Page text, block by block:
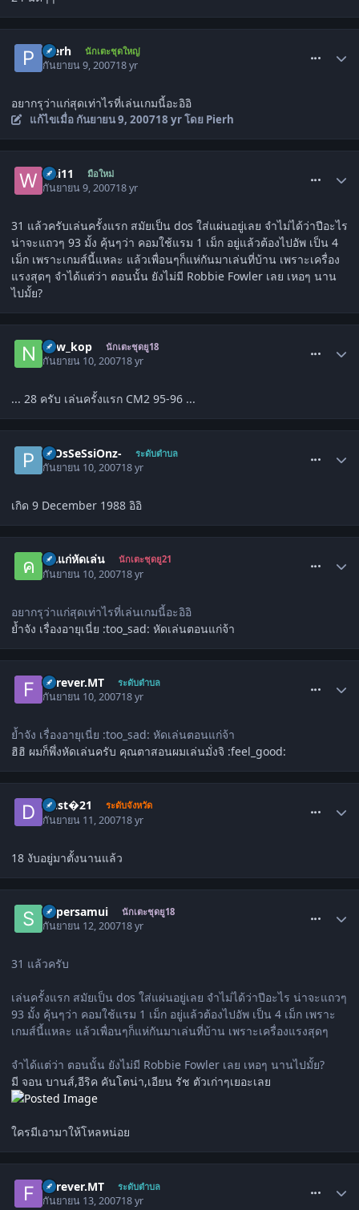
Pierh นักเตะชุดใหญ่
กันยายน 9, 200718 yr
อยากรุว่าแก่สุดเท่าไรที่เล่นเกมนี้อะอิอิ
แก้ไขเมื่อ กันยายน 9, 200718 yrโดย Pierh
wsi11 มือใหม่
กันยายน 9, 200718 yr
31 แล้วครับเล่นครั้งแรก สมัยเป็น dos ใส่แผ่นอยู่เลย จำไม่ได้ว่าปีอะไร
น่าจะแถวๆ 93 มั้ง คุ้นๆว่า คอมใช้แรม 1 เม็ก อยู่แล้วต้องไปอัพ เป็น 4
เม็ก เพราะเกมส์นี้แหละ แล้วเพื่อนๆก็แห่กันมาเล่นที่บ้าน เพราะเครื่อง
แรงสุดๆ จำได้แต่ว่า ตอนนั้น ยังไม่มี Robbie Fowler เลย เหอๆ นาน
ไปมั้ย?
new_kop นักเตะชุดยู18
กันยายน 10, 200718 yr
... 28 ครับ เล่นครั้งแรก CM2 95-96 ...
-POsSeSsiOnz- ระดับตำบล
กันยายน 10, 200718 yr
เกิด 9 December 1988 อิอิ
คนแก่หัดเล่น นักเตะชุดยู21
กันยายน 10, 200718 yr
อยากรุว่าแก่สุดเท่าไรที่เล่นเกมนี้อะอิอิ
ย้ำจัง เรื่องอายุเนี่ย :too_sad: หัดเล่นตอนแก่จ้า
Forever.MT ระดับตำบล
กันยายน 10, 200718 yr
ย้ำจัง เรื่องอายุเนี่ย :too_sad: หัดเล่นตอนแก่จ้า
ฮิฮิ ผมก็พึ่งหัดเล่นครับ คุณตาสอนผมเล่นมั่งจิ :feel_good:
Dust�21 ระดับจังหวัด
กันยายน 11, 200718 yr
18 งับอยู่มาตั้งนานแล้ว
Supersamui นักเตะชุดยู18
กันยายน 12, 200718 yr
31 แล้วครับ
เล่นครั้งแรก สมัยเป็น dos ใส่แผ่นอยู่เลย จำไม่ได้ว่าปีอะไร น่าจะแถวๆ
93 มั้ง คุ้นๆว่า คอมใช้แรม 1 เม็ก อยู่แล้วต้องไปอัพ เป็น 4 เม็ก เพราะ
เกมส์นี้แหละ แล้วเพื่อนๆก็แห่กันมาเล่นที่บ้าน เพราะเครื่องแรงสุดๆ
จำได้แต่ว่า ตอนนั้น ยังไม่มี Robbie Fowler เลย เหอๆ นานไปมั้ย?
มี จอน บานส์,อีริค คันโตน่า,เอียน รัช ตัวเก่าๆเยอะเลย
ใครมีเอามาให้โหลหน่อย
Forever.MT ระดับตำบล
กันยายน 13, 200718 yr